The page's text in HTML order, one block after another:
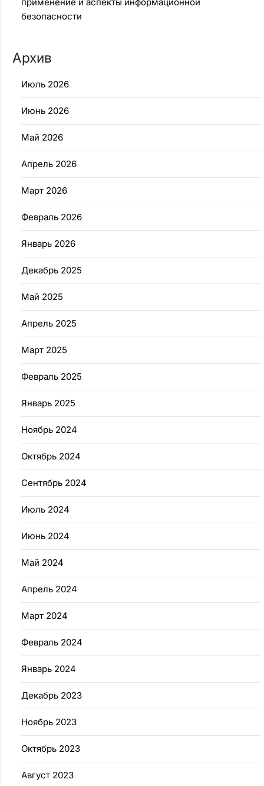
безопасности
Архив
Июль 2026
Июнь 2026
Май 2026
Апрель 2026
Март 2026
Февраль 2026
Январь 2026
Декабрь 2025
Май 2025
Апрель 2025
Март 2025
Февраль 2025
Январь 2025
Ноябрь 2024
Октябрь 2024
Сентябрь 2024
Июль 2024
Июнь 2024
Май 2024
Апрель 2024
Март 2024
Февраль 2024
Январь 2024
Декабрь 2023
Ноябрь 2023
Октябрь 2023
Август 2023